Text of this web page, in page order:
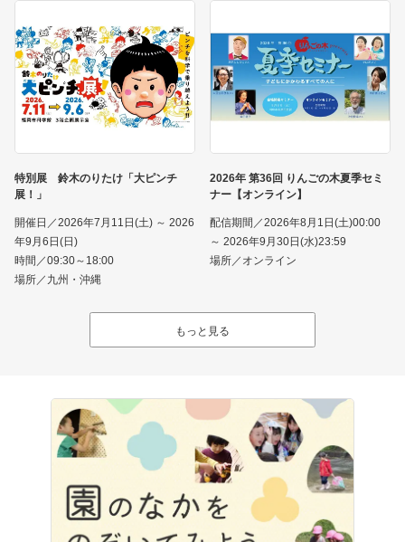
特別展 鈴木のりたけ「大ピンチ
展！」
開催日／2026年7月11日(土) ～ 2026
年9月6日(日)
時間／09:30～18:00
場所／九州・沖縄
2026年 第36回 りんごの木夏季セミ
ナー【オンライン】
配信期間／2026年8月1日(土)00:00
～ 2026年9月30日(水)23:59
場所／オンライン
もっと見る